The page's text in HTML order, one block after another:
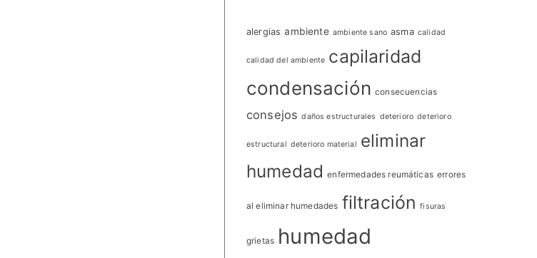
alergias ambiente ambiente sano asma calidad
calidad del ambiente capilaridad
condensación consecuencias
consejos daños estructurales deterioro deterioro
estructural deterioro material eliminar
humedad enfermedades reumáticas errores
al eliminar humedades filtración fisuras
grietas humedad